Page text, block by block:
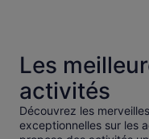
Les
activités
Découvrez les
exceptionnelles sur les